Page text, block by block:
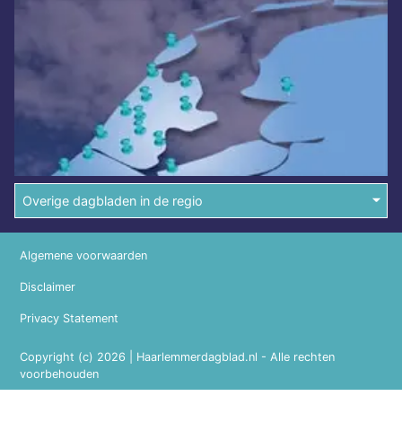
Overige dagbladen in de regio
Copyright (c) 2026 | Haarlemmerdagblad.nl - Alle rechten
voorbehouden
Algemene voorwaarden
Disclaimer
Privacy Statement